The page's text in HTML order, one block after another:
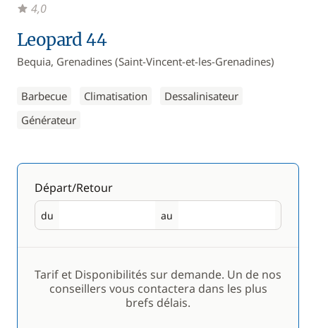
Leopard 44
Bequia, Grenadines (Saint-Vincent-et-les-Grenadines)
Barbecue Climatisation
Dessalinisateur
Générateur
4,0
Départ/Retour
du
Départ au
Retour
Tarif et Disponibilités sur demande. Un de nos
conseillers vous contactera dans les plus
brefs délais.